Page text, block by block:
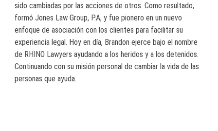
sido cambiadas por las acciones de otros. Como resultado,
formó Jones Law Group, P.A, y fue pionero en un nuevo
enfoque de asociación con los clientes para facilitar su
experiencia legal. Hoy en día, Brandon ejerce bajo el nombre
de RHINO Lawyers ayudando a los heridos y a los detenidos.
Continuando con su misión personal de cambiar la vida de las
personas que ayuda.